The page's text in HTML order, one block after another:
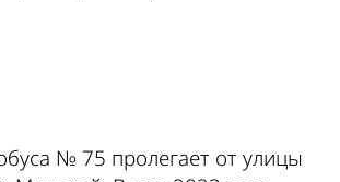
№ 75 пролегает от улицы